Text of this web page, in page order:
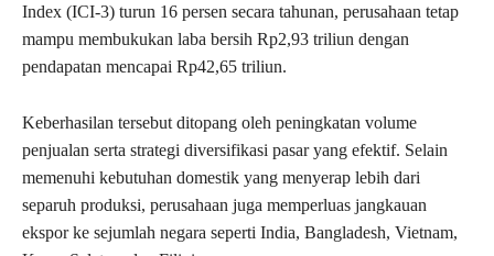
Index (ICI-3) turun 16 persen secara tahunan, perusahaan tetap
mampu membukukan laba bersih Rp2,93 triliun dengan
pendapatan mencapai Rp42,65 triliun.
Keberhasilan tersebut ditopang oleh peningkatan volume
penjualan serta strategi diversifikasi pasar yang efektif. Selain
memenuhi kebutuhan domestik yang menyerap lebih dari
separuh produksi, perusahaan juga memperluas jangkauan
ekspor ke sejumlah negara seperti India, Bangladesh, Vietnam,